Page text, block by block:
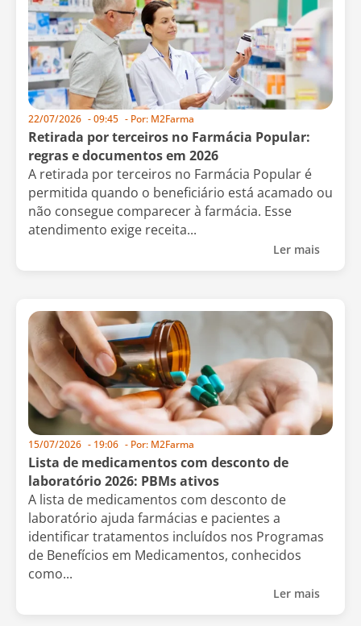
22/07/2026 -09:45 - Por: M2Farma
Retirada por terceiros no Farmácia Popular:
regras e documentos em 2026
A retirada por terceiros no Farmácia Popular é
permitida quando o beneficiário está acamado ou
não consegue comparecer à farmácia. Esse
atendimento exige receita...
Ler mais
15/07/2026 - 19:06 - Por: M2Farma
Lista de medicamentos com desconto de
laboratório 2026: PBMs ativos
A lista de medicamentos com desconto de
laboratório ajuda farmácias e pacientes a
identificar tratamentos incluídos nos Programas
de Benefícios em Medicamentos, conhecidos
como...
Ler mais